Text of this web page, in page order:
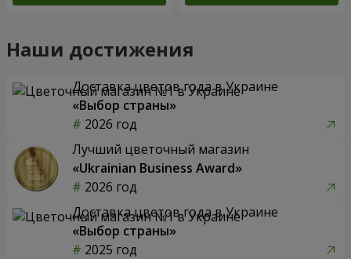
Наши достижения
Доставка цветов года в Украине
«Выбор страны»
2026 год
Лучший цветочный магазин
«Ukrainian Business Award»
2026 год
Доставка цветов года в Украине
«Выбор страны»
2025 год